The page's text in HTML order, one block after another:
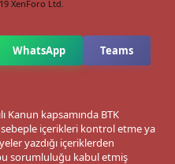
XenForo Ltd.
WhatsApp Teams
Kanun kapsamında BTK
sebeple içerikleri kontrol etme ya
yazdığı içeriklerden
sorumluluğu kabul etmiş